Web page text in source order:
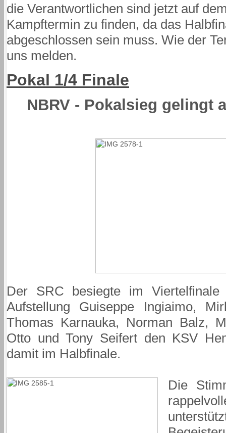
die Verantwortlichen sind jetzt auf
Kampftermin zu finden, da das
abgeschlossen sein muss. Wie der
uns melden.
Pokal 1/4 Finale
NBRV - Pokalsieg gelingt
Der SRC besiegte im
Aufstellung Guiseppe Ingiaimo,
Thomas Karnauka, Norman Balz,
Otto und Tony Seifert den KSV
damit im Halbfinale.
Die